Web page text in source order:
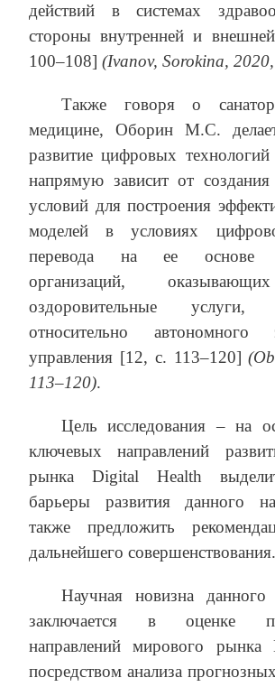
действий в системах
стороны внутренней и
100–108] (Ivanov, Sorokina,
Также говоря о
медицине, Оборин М.С.
развитие цифровых
напрямую зависит от
условий для построения
моделей в условиях
перевода на ее основе
организаций,
оздоровительные
относительно автономного
управления [12, с. 113–120]
113–120).
Цель исследования – на
ключевых направлений
рынка Digital Health
барьеры развития данного
также предложить
дальнейшего совершенствования.
Научная новизна данного
заключается в оценке
направлений мирового рынка
посредством анализа